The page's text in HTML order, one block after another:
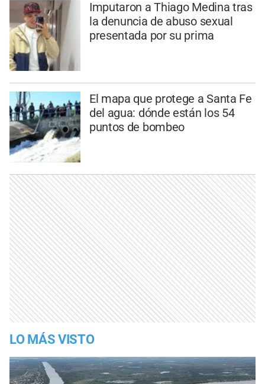
Imputaron a Thiago Medina tras
la denuncia de abuso sexual
presentada por su prima
El mapa que protege a Santa Fe
del agua: dónde están los 54
puntos de bombeo
LO MÁS VISTO